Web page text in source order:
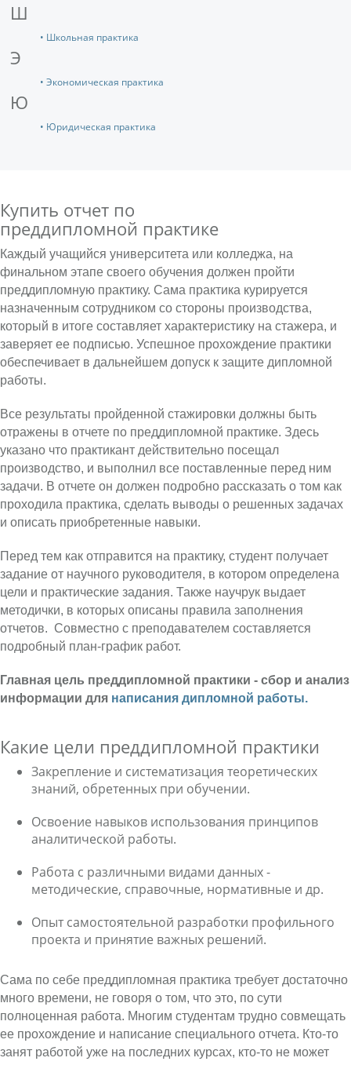
Ш
• Школьная практика
Э
• Экономическая практика
Ю
• Юридическая практика
Купить отчет по
преддипломной практике
Каждый учащийся университета или колледжа, на
финальном этапе своего обучения должен пройти
преддипломную практику. Сама практика курируется
назначенным сотрудником со стороны производства,
который в итоге составляет характеристику на стажера, и
заверяет ее подписью. Успешное прохождение практики
обеспечивает в дальнейшем допуск к защите дипломной
работы.
Все результаты пройденной стажировки должны быть
отражены в отчете по преддипломной практике. Здесь
указано что практикант действительно посещал
производство, и выполнил все поставленные перед ним
задачи. В отчете он должен подробно рассказать о том как
проходила практика, сделать выводы о решенных задачах
и описать приобретенные навыки.
Перед тем как отправится на практику, студент получает
задание от научного руководителя, в котором определена
цели и практические задания. Также научрук выдает
методички, в которых описаны правила заполнения
отчетов. Совместно с преподавателем составляется
подробный план-график работ.
Главная цель преддипломной практики - сбор и анализ
информации для написания дипломной работы.
Какие цели преддипломной практики
Закрепление и систематизация теоретических
знаний, обретенных при обучении.
Освоение навыков использования принципов
аналитической работы.
Работа с различными видами данных -
методические, справочные, нормативные и др.
Опыт самостоятельной разработки профильного
проекта и принятие важных решений.
Сама по себе преддипломная практика требует достаточно
много времени, не говоря о том, что это, по сути
полноценная работа. Многим студентам трудно совмещать
ее прохождение и написание специального отчета. Кто-то
занят работой уже на последних курсах, кто-то не может